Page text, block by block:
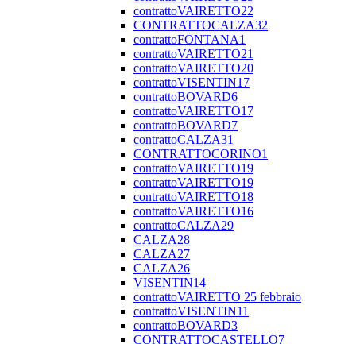
contrattoVAIRETTO22
CONTRATTOCALZA32
contrattoFONTANA1
contrattoVAIRETTO21
contrattoVAIRETTO20
contrattoVISENTIN17
contrattoBOVARD6
contrattoVAIRETTO17
contrattoBOVARD7
contrattoCALZA31
CONTRATTOCORINO1
contrattoVAIRETTO19
contrattoVAIRETTO19
contrattoVAIRETTO18
contrattoVAIRETTO16
contrattoCALZA29
CALZA28
CALZA27
CALZA26
VISENTIN14
contrattoVAIRETTO 25 febbraio
contrattoVISENTIN11
contrattoBOVARD3
CONTRATTOCASTELLO7